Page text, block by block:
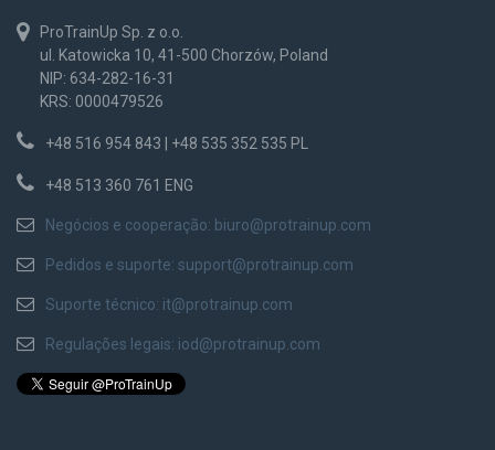
ProTrainUp Sp. z o.o.
ul. Katowicka 10, 41-500 Chorzów, Poland
NIP: 634-282-16-31
KRS: 0000479526
+48 516 954 843 | +48 535 352 535 PL
+48 513 360 761 ENG
Negócios e cooperação: biuro@protrainup.com
Pedidos e suporte: support@protrainup.com
Suporte técnico: it@protrainup.com
Regulações legais: iod@protrainup.com